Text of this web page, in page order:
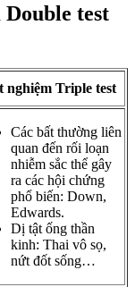
Double test
nghiệm Triple test
Các bất thường liên
quan đến rối loạn
nhiễm sắc thể gây
ra các hội chứng
phổ biến: Down,
Edwards.
Dị tật ống thần
kinh: Thai vô sọ,
nứt đốt sống…